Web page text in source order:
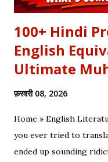
100+ Hindi
English
Ultimate
फ़रवरी 08, 2026
Home » English
you ever tried to
ended up sounding